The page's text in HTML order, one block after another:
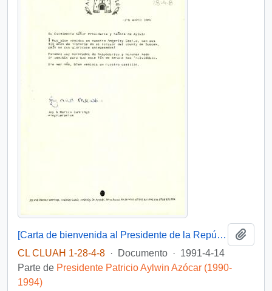
[Carta de bienvenida al Presidente de la República al Castillo de Amberley].
CL CLUAH 1-28-4-8 · Documento · 1991-4-14
Parte de Presidente Patricio Aylwin Azócar (1990-
1994)